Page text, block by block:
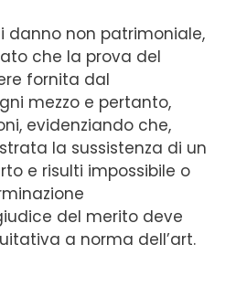
danno non patrimoniale,
che la prova del
fornita dal
mezzo e pertanto,
evidenziando che,
la sussistenza di un
e risulti impossibile o
del merito deve
a norma dell’art.